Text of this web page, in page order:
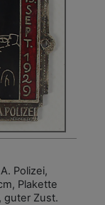
Polizei,
Plakette
guter Zust.